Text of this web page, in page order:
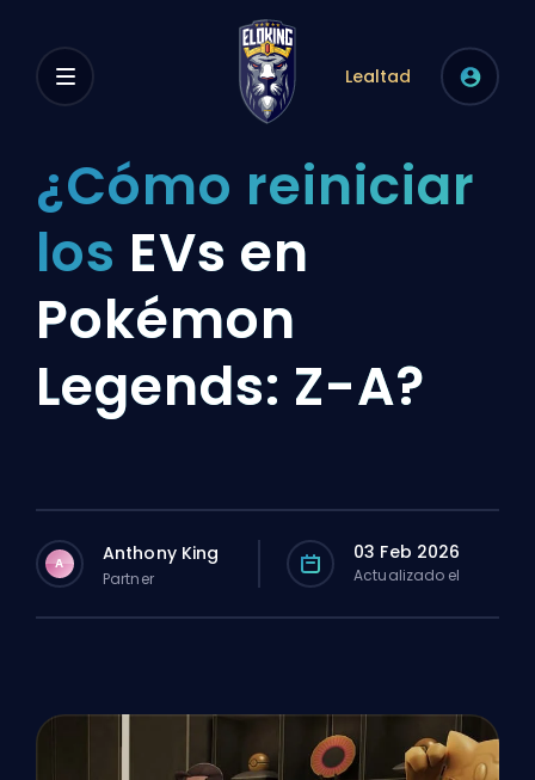
Lealtad
¿Cómo reiniciar
los EVs en
Pokémon
Legends: Z-A?
A Anthony King
Partner
03 Feb 2026
Actualizado el